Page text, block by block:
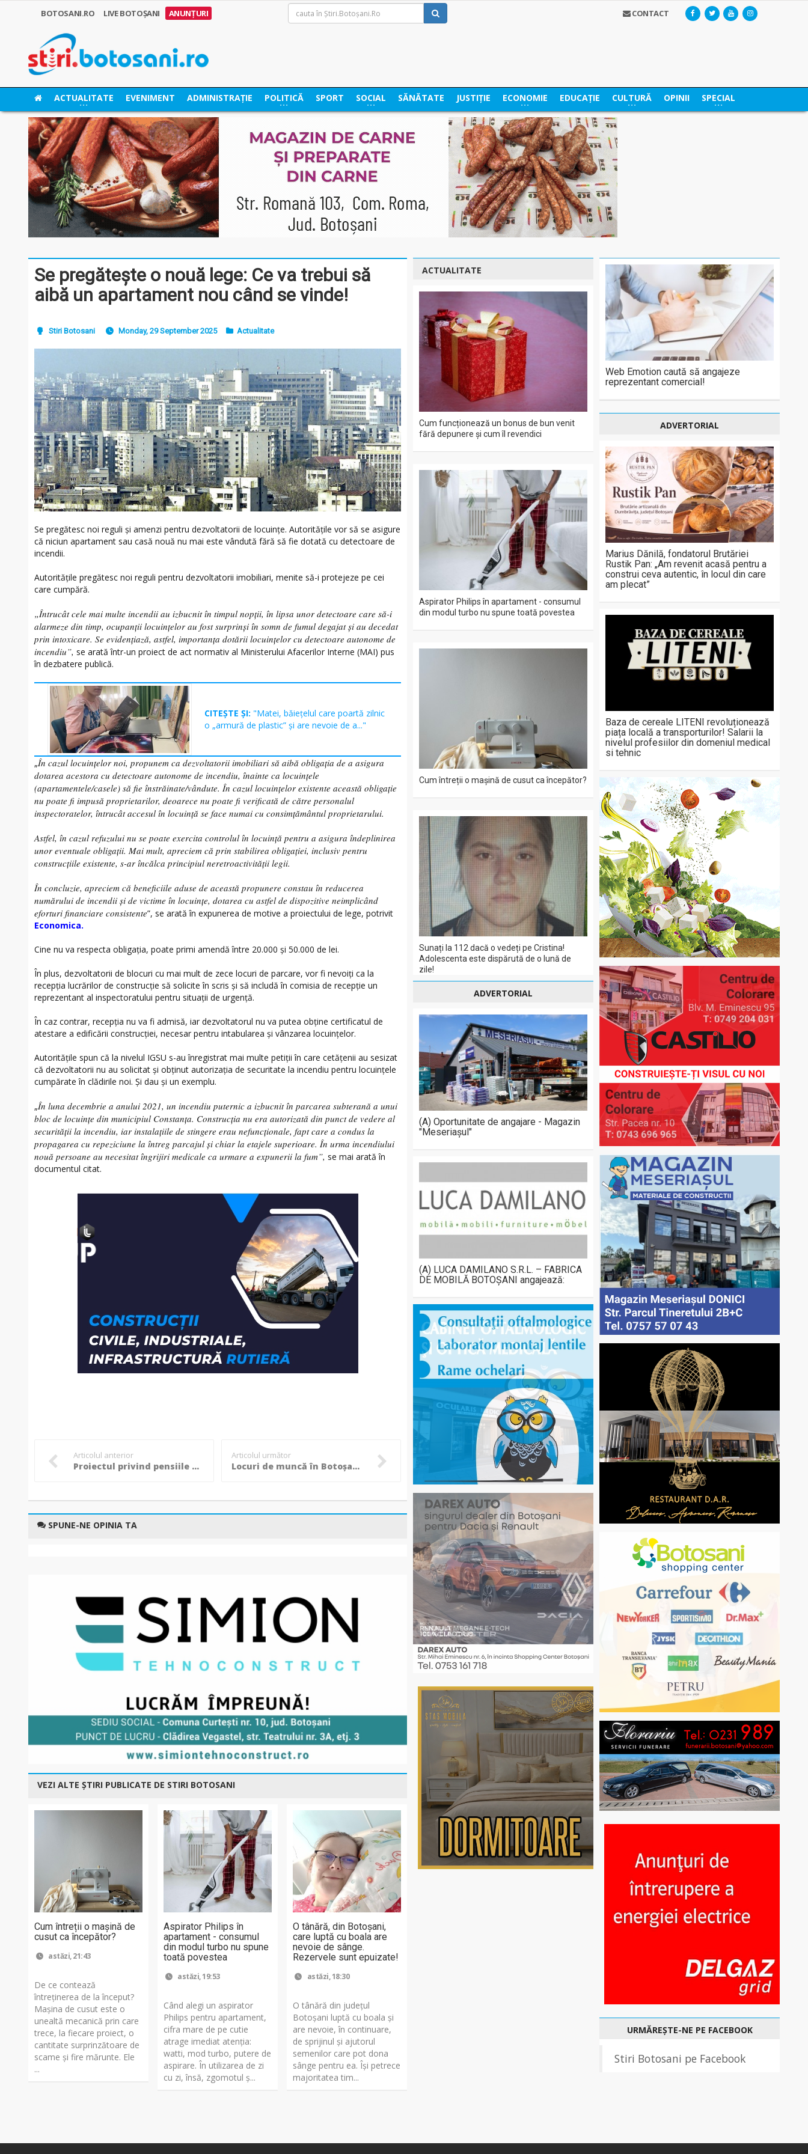
BOTOSANI.RO LIVE BOTOȘANI ANUNȚURI CONTACT
ACTUALITATE EVENIMENT ADMINISTRAȚIE POLITICĂ SPORT SOCIAL SĂNĂTATE JUSTIȚIE ECONOMIE EDUCAȚIE CULTURĂ OPINII SPECIAL
Se pregătește o nouă lege: Ce va trebui să
aibă un apartament nou când se vinde!
Stiri Botosani Monday, 29 September 2025 Actualitate
Se pregătesc noi reguli și amenzi pentru dezvoltatorii de locuințe. Autoritățile vor să se asigure
că niciun apartament sau casă nouă nu mai este vândută fără să fie dotată cu detectoare de
incendii.
Autoritățile pregătesc noi reguli pentru dezvoltatorii imobiliari, menite să-i protejeze pe cei
care cumpără.
„Întrucât cele mai multe incendii au izbucnit în timpul nopții, în lipsa unor detectoare care să-i
alarmeze din timp, ocupanții locuințelor au fost surprinși în somn de fumul degajat și au decedat
prin intoxicare. Se evidențiază, astfel, importanța dotării locuințelor cu detectoare autonome de
incendiu”, se arată într-un proiect de act normativ al Ministerului Afacerilor Interne (MAI) pus
în dezbatere publică.
CITEȘTE ȘI: "Matei, băiețelul care poartă zilnic
o „armură de plastic” și are nevoie de a..."
„În cazul locuințelor noi, propunem ca dezvoltatorii imobiliari să aibă obligația de a asigura
dotarea acestora cu detectoare autonome de incendiu, înainte ca locuințele
(apartamentele/casele) să fie înstrăinate/vândute. În cazul locuințelor existente această obligație
nu poate fi impusă proprietarilor, deoarece nu poate fi verificată de către personalul
inspectoratelor, întrucât accesul în locuință se face numai cu consimțământul proprietarului.
Astfel, în cazul refuzului nu se poate exercita controlul în locuință pentru a asigura îndeplinirea
unor eventuale obligații. Mai mult, apreciem că prin stabilirea obligației, inclusiv pentru
construcțiile existente, s-ar încălca principiul neretroactivității legii.
În concluzie, apreciem că beneficiile aduse de această propunere constau în reducerea
numărului de incendii și de victime în locuințe, dotarea cu astfel de dispozitive neimplicând
eforturi financiare consistente”, se arată în expunerea de motive a proiectului de lege, potrivit
Economica.
Cine nu va respecta obligația, poate primi amendă între 20.000 și 50.000 de lei.
În plus, dezvoltatorii de blocuri cu mai mult de zece locuri de parcare, vor fi nevoiți ca la
recepția lucrărilor de construcție să solicite în scris și să includă în comisia de recepție un
reprezentant al inspectoratului pentru situații de urgență.
În caz contrar, recepția nu va fi admisă, iar dezvoltatorul nu va putea obține certificatul de
atestare a edificării construcției, necesar pentru intabularea și vânzarea locuințelor.
Autoritățile spun că la nivelul IGSU s-au înregistrat mai multe petiții în care cetățenii au sesizat
că dezvoltatorii nu au solicitat și obținut autorizația de securitate la incendiu pentru locuințele
cumpărate în clădirile noi. Și dau și un exemplu.
„În luna decembrie a anului 2021, un incendiu puternic a izbucnit în parcarea subterană a unui
bloc de locuințe din municipiul Constanța. Construcția nu era autorizată din punct de vedere al
securității la incendiu, iar instalațiile de stingere erau nefuncționale, fapt care a condus la
propagarea cu repeziciune la întreg parcajul și chiar la etajele superioare. În urma incendiului
nouă persoane au necesitat îngrijiri medicale ca urmare a expunerii la fum”, se mai arată în
documentul citat.
Articolul anterior
Proiectul privind pensiile private, dezbătut azi în Senat. Cum vor putea fi retrași banii
Articolul următor
Locuri de muncă în Botoșani – Peste 300 de posturi disponibile prin AJOFM!
SPUNE-NE OPINIA TA
VEZI ALTE ȘTIRI PUBLICATE DE STIRI BOTOSANI
Cum întreții o mașină de
cusut ca începător?
astăzi, 21:43
De ce contează
întreținerea de la început?
Mașina de cusut este o
unealtă mecanică prin care
trece, la fiecare proiect, o
cantitate surprinzătoare de
scame și fire mărunte. Ele
...
Aspirator Philips în
apartament - consumul
din modul turbo nu spune
toată povestea
astăzi, 19:53
Când alegi un aspirator
Philips pentru apartament,
cifra mare de pe cutie
atrage imediat atenția:
watti, mod turbo, putere de
aspirare. În utilizarea de zi
cu zi, însă, zgomotul ș...
O tânără, din Botoșani,
care luptă cu boala are
nevoie de sânge.
Rezervele sunt epuizate!
astăzi, 18:30
O tânără din județul
Botoșani luptă cu boala și
are nevoie, în continuare,
de sprijinul și ajutorul
semenilor care pot dona
sânge pentru ea. Își petrece
majoritatea tim...
ACTUALITATE
Cum funcționează un bonus de bun venit
fără depunere și cum îl revendici
Aspirator Philips în apartament - consumul
din modul turbo nu spune toată povestea
Cum întreții o mașină de cusut ca începător?
Sunați la 112 dacă o vedeți pe Cristina!
Adolescenta este dispărută de o lună de
zile!
ADVERTORIAL
(A) Oportunitate de angajare - Magazin
"Meseriașul"
(A) LUCA DAMILANO S.R.L. – FABRICA
DE MOBILĂ BOTOȘANI angajează:
Web Emotion caută să angajeze
reprezentant comercial!
ADVERTORIAL
Marius Dănilă, fondatorul Brutăriei
Rustik Pan: „Am revenit acasă pentru a
construi ceva autentic, în locul din care
am plecat”
Baza de cereale LITENI revoluționează
piața locală a transporturilor! Salarii la
nivelul profesiilor din domeniul medical
si tehnic
URMĂREȘTE-NE PE FACEBOOK
Stiri Botosani pe Facebook